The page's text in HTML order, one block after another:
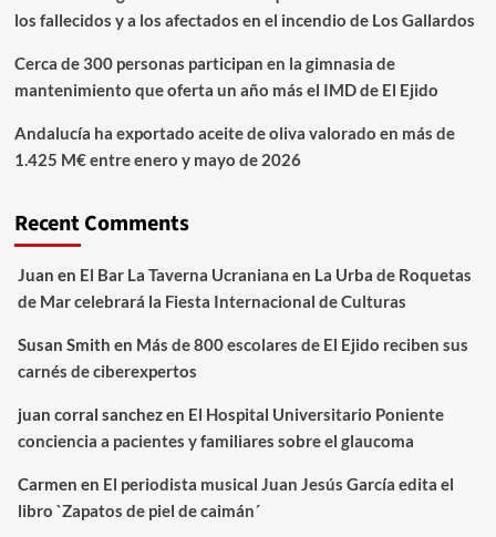
los fallecidos y a los afectados en el incendio de Los Gallardos
Cerca de 300 personas participan en la gimnasia de
mantenimiento que oferta un año más el IMD de El Ejido
Andalucía ha exportado aceite de oliva valorado en más de
1.425 M€ entre enero y mayo de 2026
Recent Comments
Juan en El Bar La Taverna Ucraniana en La Urba de Roquetas
de Mar celebrará la Fiesta Internacional de Culturas
Susan Smith en Más de 800 escolares de El Ejido reciben sus
carnés de ciberexpertos
juan corral sanchezen El Hospital Universitario Poniente
conciencia a pacientes y familiares sobre el glaucoma
Carmen en El periodista musical Juan Jesús García edita el
libro `Zapatos de piel de caimán´